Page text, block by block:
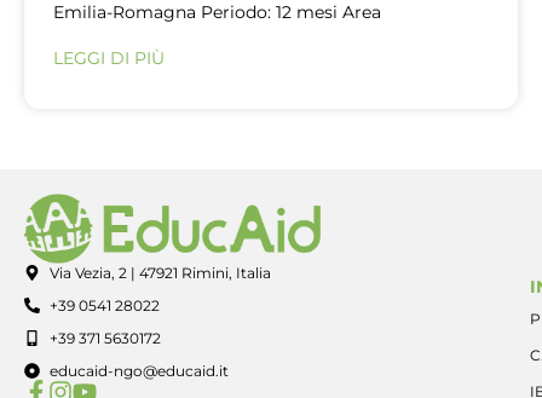
Emilia-Romagna Periodo: 12 mesi Area
LEGGI DI PIÙ
Via Vezia, 2 | 47921 Rimini, Italia
+39 0541 28022
+39 371 5630172
educaid-ngo@educaid.it